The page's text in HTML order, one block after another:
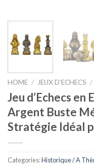
HOME / JEUX D'ECHECS /
Jeu d’Echecs
Argent Buste
Stratégie Idéal
Categories:Historique / A